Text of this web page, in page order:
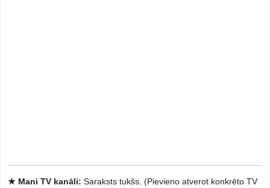
★ Mani TV kanāli: Saraksts tukšs. (Pievieno atverot konkrēto TV